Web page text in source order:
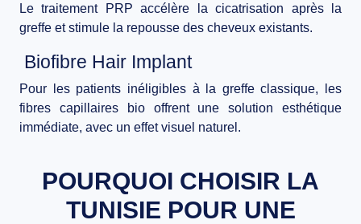
Le traitement PRP accélère lacicatrisation après la
greffe etstimule la repousse des cheveux existants.
Biofibre Hair Implant
Pour les patients inéligibles à la greffe classique, les
fibres capillaires biooffrent une solution esthétique
immédiate, avec un effet visuel naturel .
POURQUOI CHOISIR LA
TUNISIE POUR UNE